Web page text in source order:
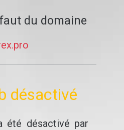
du domaine
désactivé
été désactivé par